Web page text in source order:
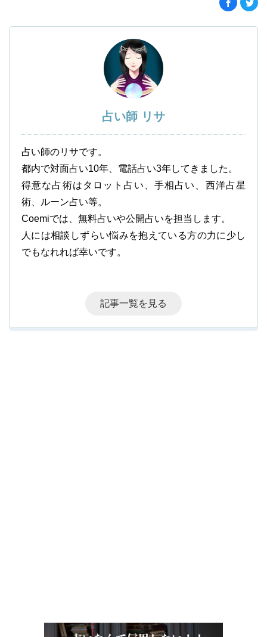
占い師 リサ
占い師のリサです。
都内で対面占い10年、電話占い3年してきました。
得意な占術はタロット占い、手相占い、西洋占星
術、ルーン占い等。
Coemiでは、無料占いや公開占いを担当します。
人には相談しずらい悩みを抱えている方の力に少し
でもなれれば幸いです。
記事一覧を見る